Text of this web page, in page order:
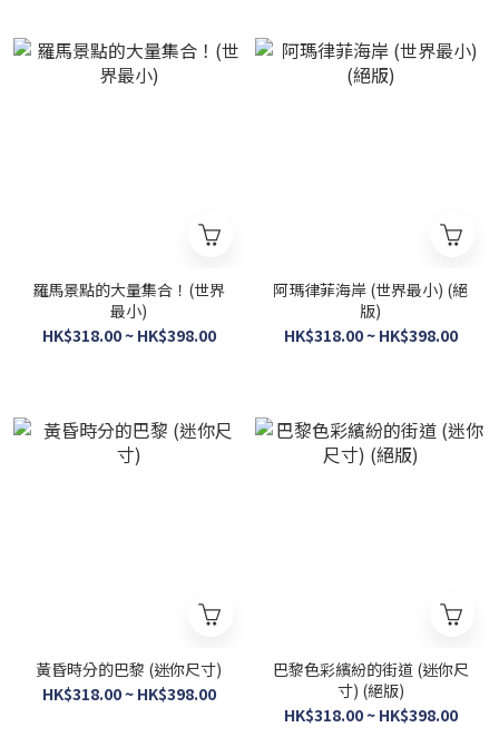
羅馬景點的大量集合！(世界
最小)
HK$318.00 ~ HK$398.00
阿瑪律菲海岸 (世界最小) (絕
版)
HK$318.00 ~ HK$398.00
黃昏時分的巴黎 (迷你尺寸)
HK$318.00 ~ HK$398.00
巴黎色彩繽紛的街道 (迷你尺
寸) (絕版)
HK$318.00 ~ HK$398.00